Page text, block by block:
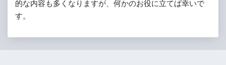
的な内容も多くなりますが、何かのお役に立てば幸いで
す。